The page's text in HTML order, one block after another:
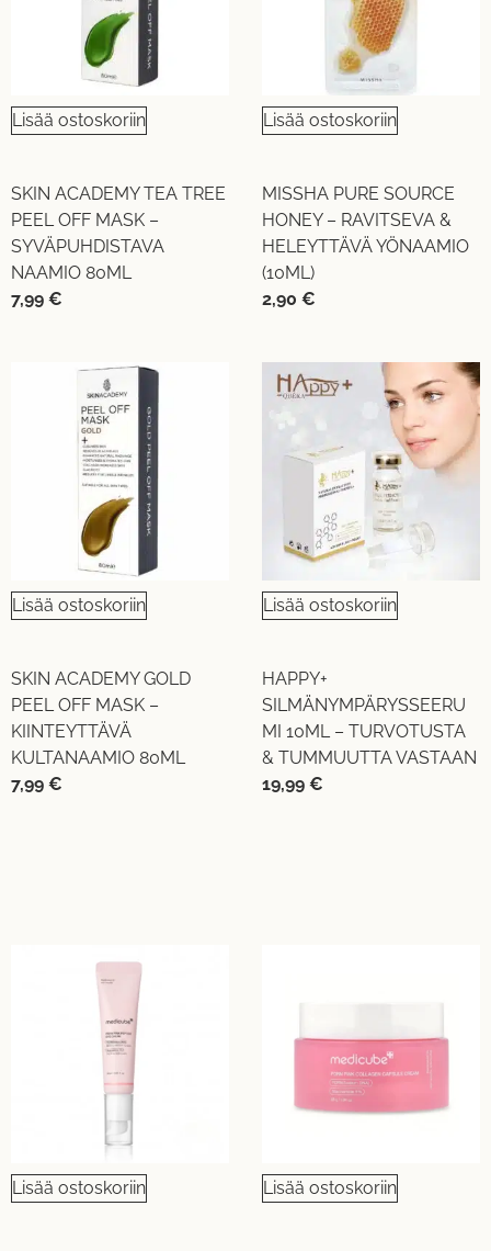
Lisää ostoskoriin
SKIN ACADEMY TEA TREE
PEEL OFF MASK –
SYVÄPUHDISTAVA
NAAMIO 80ML
7,99 €
Lisää ostoskoriin
MISSHA PURE SOURCE
HONEY – RAVITSEVA &
HELEYTTÄVÄ YÖNAAMIO
(10ML)
2,90 €
Lisää ostoskoriin
SKIN ACADEMY GOLD
PEEL OFF MASK –
KIINTEYTTÄVÄ
KULTANAAMIO 80ML
7,99 €
Lisää ostoskoriin
HAPPY+
SILMÄNYMPÄRYSSEERU
MI 10ML – TURVOTUSTA
& TUMMUUTTA VASTAAN
19,99 €
Lisää ostoskoriin Lisää ostoskoriin